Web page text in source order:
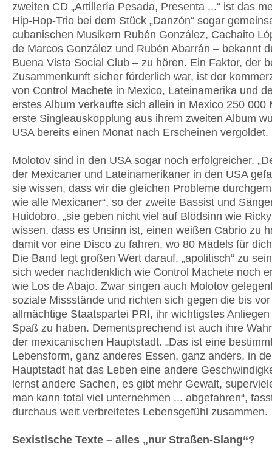
zweiten CD „Artillería Pesada, Presenta ...“ ist das
Hip-Hop-Trio bei dem Stück „Danzón“ sogar
cubanischen Musikern Rubén González, Cachaito
de Marcos González und Rubén Abarrán – bekannt
Buena Vista Social Club – zu hören. Ein Faktor, der
Zusammenkunft sicher förderlich war, ist der
von Control Machete in Mexico, Lateinamerika und
erstes Album verkaufte sich allein in Mexico 250 000
erste Singleauskopplung aus ihrem zweiten Album
USA bereits einen Monat nach Erscheinen vergoldet.
Molotov sind in den USA sogar noch erfolgreicher.
der Mexicaner und Lateinamerikaner in den USA
sie wissen, dass wir die gleichen Probleme
wie alle Mexicaner“, so der zweite Bassist und
Huidobro, „sie geben nicht viel auf Blödsinn wie
wissen, dass es Unsinn ist, einen weißen Cabrio zu
damit vor eine Disco zu fahren, wo 80 Mädels für
Die Band legt großen Wert darauf, „apolitisch“ zu
sich weder nachdenklich wie Control Machete noch
wie Los de Abajo. Zwar singen auch Molotov
soziale Missstände und richten sich gegen die bis
allmächtige Staatspartei PRI, ihr wichtigstes
Spaß zu haben. Dementsprechend ist auch ihre
der mexicanischen Hauptstadt. „Das ist eine
Lebensform, ganz anderes Essen, ganz anders, in
Hauptstadt hat das Leben eine andere
lernst andere Sachen, es gibt mehr Gewalt,
man kann total viel unternehmen ... abgefahren“,
durchaus weit verbreitetes Lebensgefühl zusammen.
Sexistische Texte – alles „nur Straßen-Slang“?